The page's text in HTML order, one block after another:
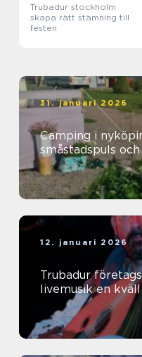
Trubadur stockholm
skapa rätt stämning till
festen
31. januari 2026
Camping i nyköping
småstadspuls
12. januari 2026
Trubadur
livemusik en